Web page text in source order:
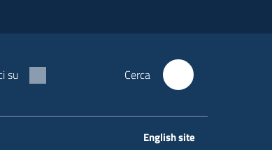
su Cerca
English site